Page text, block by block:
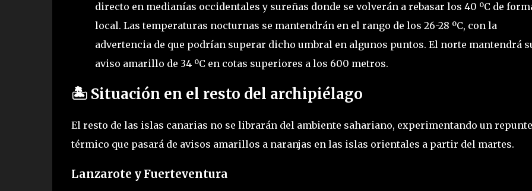
directo en medianías occidentales y sureñas donde se volverán a rebasar los 40 ºC de
local. Las temperaturas nocturnas se mantendrán en el rango de los 26-28 ºC, con la
advertencia de que podrían superar dicho umbral en algunos puntos. El norte mantendrá
aviso amarillo de 34 ºC en cotas superiores a los 600 metros.
🏝️ Situación en el resto del archipiélago
El resto de las islas canarias no se librarán del ambiente sahariano, experimentando un repunte
térmico que pasará de avisos amarillos a naranjas en las islas orientales a partir del martes.
Lanzarote y Fuerteventura